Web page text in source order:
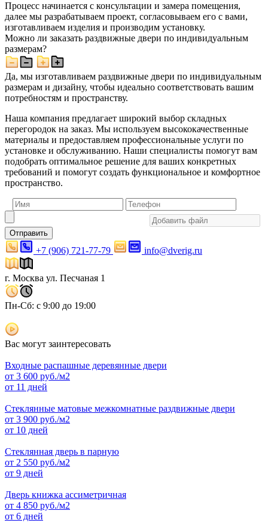
Процесс начинается с консультации и замера помещения,
далее мы разрабатываем проект, согласовываем его с вами,
изготавливаем изделия и производим установку.
Можно ли заказать раздвижные двери по индивидуальным
размерам?
Да, мы изготавливаем раздвижные двери по индивидуальным
размерам и дизайну, чтобы идеально соответствовать вашим
потребностям и пространству.
Наша компания предлагает широкий выбор складных
перегородок на заказ. Мы используем высококачественные
материалы и предоставляем профессиональные услуги по
установке и обслуживанию. Наши специалисты помогут вам
подобрать оптимальное решение для ваших конкретных
требований и помогут создать функциональное и комфортное
пространство.
Отправить
+7 (906) 721-77-79 info@dverig.ru
г. Москва ул. Песчаная 1
Пн-Сб: с 9:00 до 19:00
Вас могут заинтересовать
Входные распашные деревянные двери
от 3 600 руб./м2
от 11 дней
Стеклянные матовые межкомнатные раздвижные двери
от 3 900 руб./м2
от 10 дней
Стеклянная дверь в парную
от 2 550 руб./м2
от 9 дней
Дверь книжка ассиметричная
от 4 850 руб./м2
от 6 дней